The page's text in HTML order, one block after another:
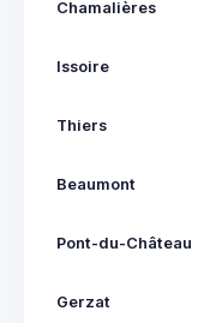
Chamalières
Issoire
Thiers
Beaumont
Pont-du-Château
Gerzat